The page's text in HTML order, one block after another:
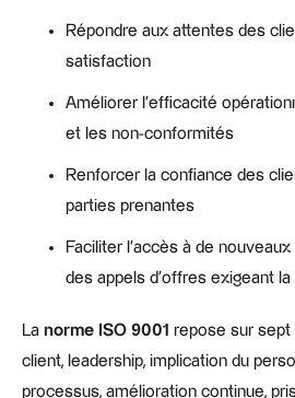
Répondre aux attentes des
satisfaction
Améliorer l’efficacité
et les non-conformités
Renforcer la confiance des
parties prenantes
Faciliter l’accès à de
des appels d’offres exigeant
La norme ISO 9001 repose sur sept
client, leadership, implication du
processus, amélioration continue,